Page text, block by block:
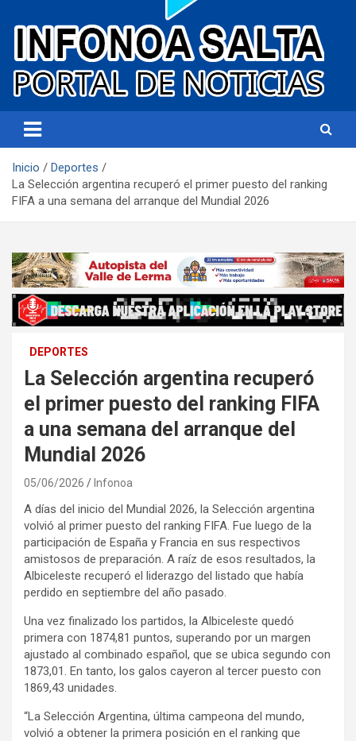
Infonoa Salta
Inicio
Deportes
La Selección argentina recuperó el primer puesto del ranking
FIFA a una semana del arranque del Mundial 2026
DEPORTES
La Selección argentina recuperó
el primer puesto del ranking FIFA
a una semana del arranque del
Mundial 2026
05/06/2026 Infonoa
A días del inicio del Mundial 2026, la Selección argentina
volvió al primer puesto del ranking FIFA. Fue luego de la
participación de España y Francia en sus respectivos
amistosos de preparación. A raíz de esos resultados, la
Albiceleste recuperó el liderazgo del listado que había
perdido en septiembre del año pasado.
Una vez finalizado los partidos, la Albiceleste quedó
primera con 1874,81 puntos, superando por un margen
ajustado al combinado español, que se ubica segundo con
1873,01. En tanto, los galos cayeron al tercer puesto con
1869,43 unidades.
“La Selección Argentina, última campeona del mundo,
volvió a obtener la primera posición en el ranking que